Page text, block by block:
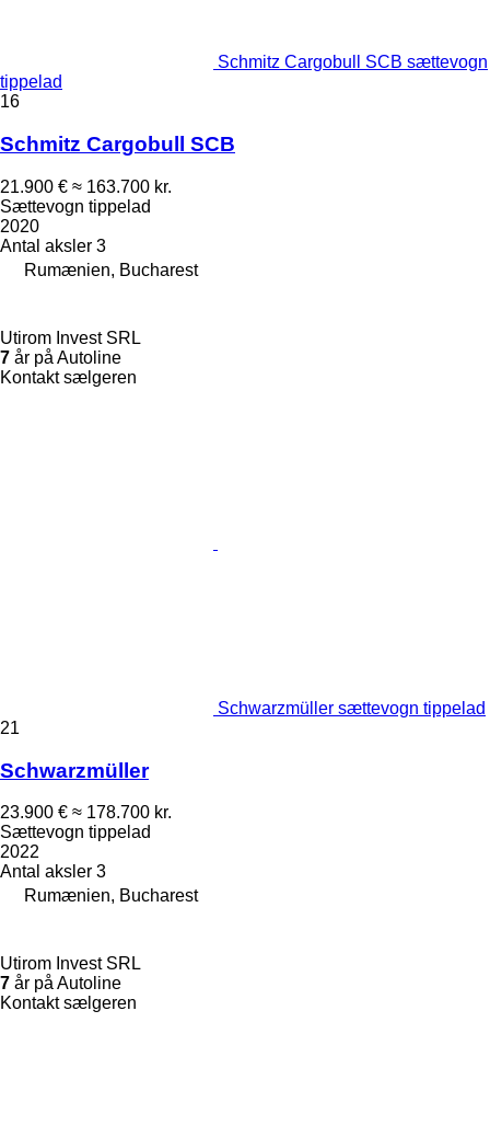
Schmitz Cargobull SCB sættevogn
tippelad
16
Schmitz Cargobull SCB
21.900 € ≈ 163.700 kr.
Sættevogn tippelad
2020
Antal aksler 3
Rumænien, Bucharest
Utirom Invest SRL
7 år på Autoline
Kontakt sælgeren
Schwarzmüller sættevogn tippelad
21
Schwarzmüller
23.900 € ≈ 178.700 kr.
Sættevogn tippelad
2022
Antal aksler 3
Rumænien, Bucharest
Utirom Invest SRL
7 år på Autoline
Kontakt sælgeren